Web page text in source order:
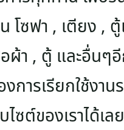
น โซฟา , เตียง ,
อผ้า , ตู้ และอื่นๆ
การเรียกใช้งา
บไซต์ของเราได้